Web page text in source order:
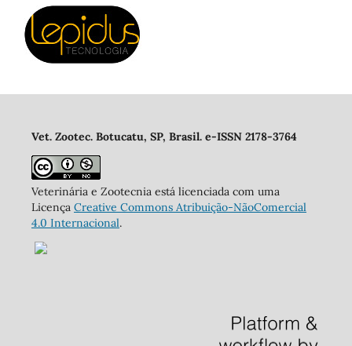
Vet. Zootec. Botucatu, SP, Brasil. e-ISSN 2178-3764
Veterinária e Zootecnia está licenciada com uma
Licença Creative Commons Atribuição-NãoComercial
4.0 Internacional.